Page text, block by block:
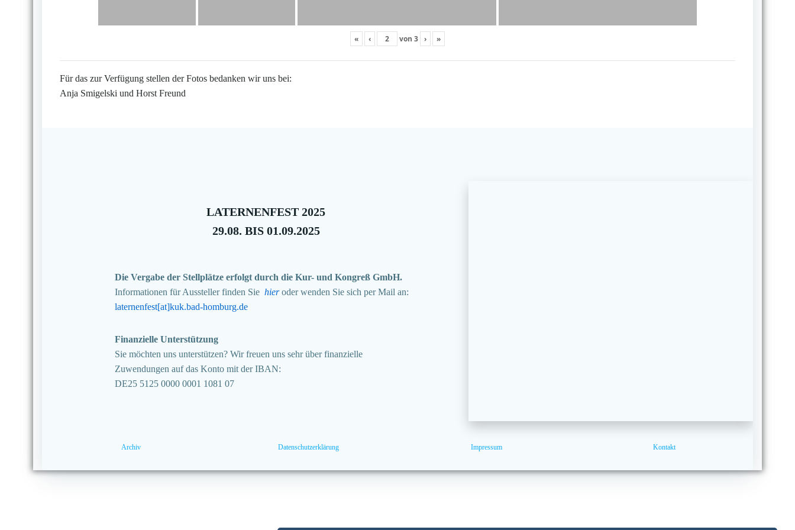
« ‹ von 3 › »
Für das zur Verfügung stellen der Fotos bedanken wir uns bei:
Anja Smigelski und Horst Freund
LATERNENFEST 2025
29.08. BIS 01.09.2025
Die Vergabe der Stellplätze erfolgt durch die Kur- und Kongreß GmbH.
Informationen für Aussteller finden Sie hieroder wenden Sie sich per Mail an:
laternenfest[at]kuk.bad-homburg.de
Finanzielle Unterstützung
Sie möchten uns unterstützen? Wir freuen uns sehr über finanzielle
Zuwendungen auf das Konto mit der IBAN:
DE25 5125 0000 0001 1081 07
Archiv Datenschutzerklärung Impressum Kontakt